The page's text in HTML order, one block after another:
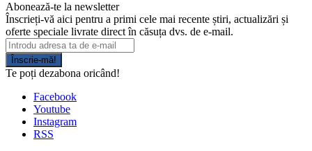
Abonează-te la newsletter
Înscrieți-vă aici pentru a primi cele mai recente știri, actualizări și
oferte speciale livrate direct în căsuța dvs. de e-mail.
Înscrie-mă!
Te poți dezabona oricând!
Facebook
Youtube
Instagram
RSS